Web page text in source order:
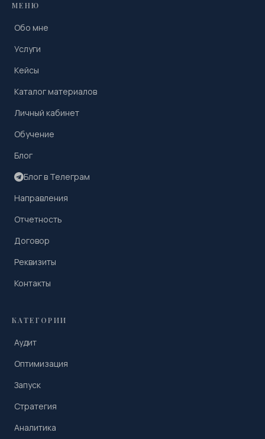
МЕНЮ
Обо мне
Услуги
Кейсы
Каталог материалов
Личный кабинет
Обучение
Блог
Блог в Телеграм
Направления
Отчетность
Договор
Реквизиты
Контакты
КАТЕГОРИИ
Аудит
Оптимизация
Запуск
Стратегия
Аналитика